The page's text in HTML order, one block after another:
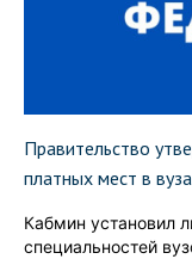
Правительство
платных мест в
Кабмин установил
специальностей